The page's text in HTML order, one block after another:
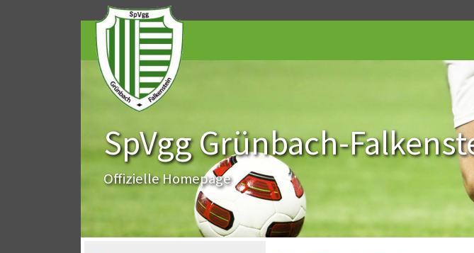
SpVgg Grünbach-
Offizielle Homepage